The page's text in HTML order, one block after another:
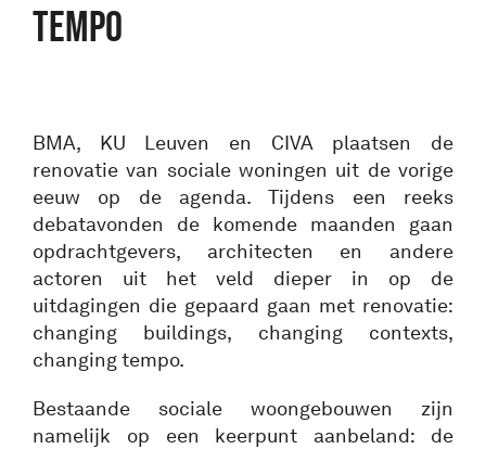
tempo
BMA, KU Leuven en CIVA plaatsen de
renovatie van sociale woningen uit de vorige
eeuw op de agenda. Tijdens een reeks
debatavonden de komende maanden gaan
opdrachtgevers, architecten en andere
actoren uit het veld dieper in op de
uitdagingen die gepaard gaan met renovatie:
changing buildings, changing contexts,
changing tempo.
Bestaande sociale woongebouwen zijn
namelijk op een keerpunt aanbeland: de